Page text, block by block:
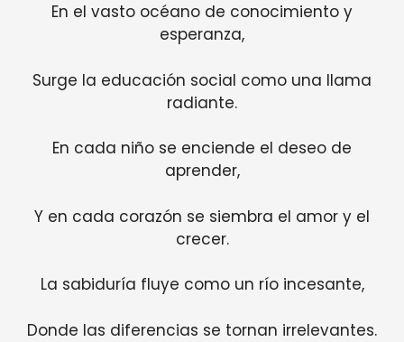
En el vasto océano de conocimiento y
esperanza,
Surge la educación social como una llama
radiante.
En cada niño se enciende el deseo de
aprender,
Y en cada corazón se siembra el amor y el
crecer.
La sabiduría fluye como un río incesante,
Donde las diferencias se tornan irrelevantes.